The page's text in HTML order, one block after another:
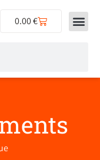
0.00€